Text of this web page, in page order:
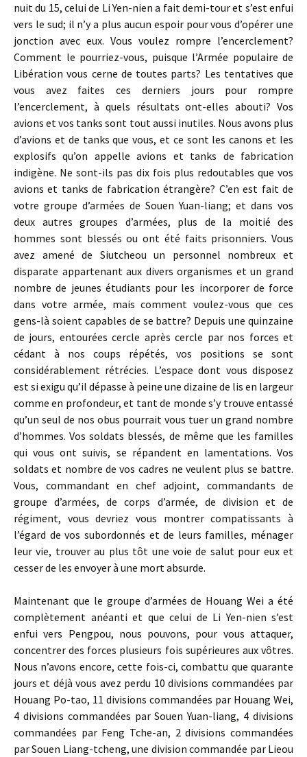
nuit du 15, celui de Li Yen-nien a fait demi-tour et s’est enfui
vers le sud; il n’y a plus aucun espoir pour vous d’opérer une
jonction avec eux. Vous voulez rompre l’encerclement?
Comment le pourriez-vous, puisque l’Armée populaire de
Libération vous cerne de toutes parts? Les tentatives que
vous avez faites ces derniers jours pour rompre
l’encerclement, à quels résultats ont-elles abouti? Vos
avions et vos tanks sont tout aussi inutiles. Nous avons plus
d’avions et de tanks que vous, et ce sont les canons et les
explosifs qu’on appelle avions et tanks de fabrication
indigène. Ne sont-ils pas dix fois plus redoutables que vos
avions et tanks de fabrication étrangère? C’en est fait de
votre groupe d’armées de Souen Yuan-liang; et dans vos
deux autres groupes d’armées, plus de la moitié des
hommes sont blessés ou ont été faits prisonniers. Vous
avez amené de Siutcheou un personnel nombreux et
disparate appartenant aux divers organismes et un grand
nombre de jeunes étudiants pour les incorporer de force
dans votre armée, mais comment voulez-vous que ces
gens-là soient capables de se battre? Depuis une quinzaine
de jours, entourées cercle après cercle par nos forces et
cédant à nos coups répétés, vos positions se sont
considérablement rétrécies. L’espace dont vous disposez
est si exigu qu’il dépasse à peine une dizaine de lis en largeur
comme en profondeur, et tant de monde s’y trouve entassé
qu’un seul de nos obus pourrait vous tuer un grand nombre
d’hommes. Vos soldats blessés, de même que les familles
qui vous ont suivis, se répandent en lamentations. Vos
soldats et nombre de vos cadres ne veulent plus se battre.
Vous, commandant en chef adjoint, commandants de
groupe d’armées, de corps d’armée, de division et de
régiment, vous devriez vous montrer compatissants à
l’égard de vos subordonnés et de leurs familles, ménager
leur vie, trouver au plus tôt une voie de salut pour eux et
cesser de les envoyer à une mort absurde.
Maintenant que le groupe d’armées de Houang Wei a été
complètement anéanti et que celui de Li Yen-nien s’est
enfui vers Pengpou, nous pouvons, pour vous attaquer,
concentrer des forces plusieurs fois supérieures aux vôtres.
Nous n’avons encore, cette fois-ci, combattu que quarante
jours et déjà vous avez perdu 10 divisions commandées par
Houang Po-tao, 11 divisions commandées par Houang Wei,
4 divisions commandées par Souen Yuan-liang, 4 divisions
commandées par Feng Tche-an, 2 divisions commandées
par Souen Liang-tcheng, une division commandée par Lieou